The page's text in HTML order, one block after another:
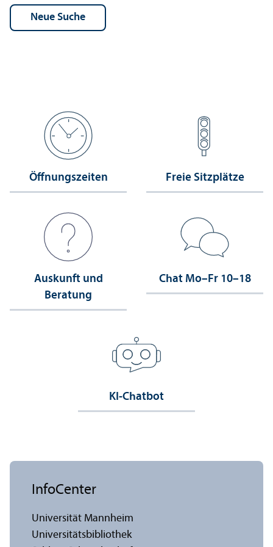
Öffnungs­zeiten Freie Sitzplätze
Auskunft und
Beratung
Chat Mo–Fr 10–18
KI-Chatbot
InfoCenter
Universität Mannheim
Universitäts­bibliothek